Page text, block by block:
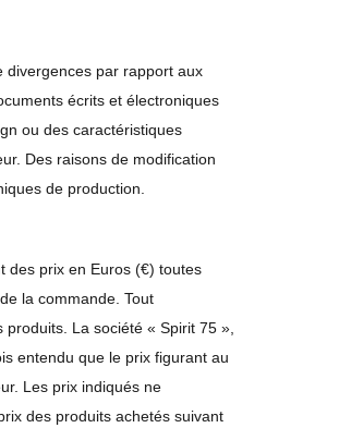
divergences par rapport aux
écrits et électroniques
ou des caractéristiques
Des raisons de modification
de production.
des prix en Euros (€) toutes
la commande. Tout
La société « Spirit 75 »,
entendu que le prix figurant au
Les prix indiqués ne
des produits achetés suivant